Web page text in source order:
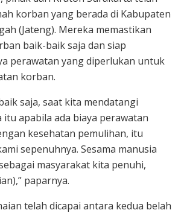
korban yang berada di Kabupaten
(Jateng). Mereka memastikan
baik-baik saja dan siap
perawatan yang diperlukan untuk
korban.
saja, saat kita mendatangi
apabila ada biaya perawatan
kesehatan pemulihan, itu
sepenuhnya. Sesama manusia
masyarakat kita penuhi,
paparnya.
telah dicapai antara kedua belah